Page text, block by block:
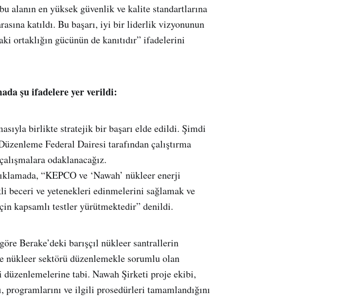
alanın en yüksek güvenlik ve kalite standartlarına
katıldı. Bu başarı, iyi bir liderlik vizyonunun
ortaklığın gücünün de kanıtıdır” ifadelerini
şu ifadelere yer verildi:
birlikte stratejik bir başarı elde edildi. Şimdi
Federal Dairesi tarafından çalıştırma
odaklanacağız.
“KEPCO ve ‘Nawah’ nükleer enerji
beceri ve yetenekleri edinmelerini sağlamak ve
kapsamlı testler yürütmektedir” denildi.
Berake’deki barışçıl nükleer santrallerin
sektörü düzenlemekle sorumlu olan
tabi. Nawah Şirketi proje ekibi,
programlarını ve ilgili prosedürleri tamamlandığını